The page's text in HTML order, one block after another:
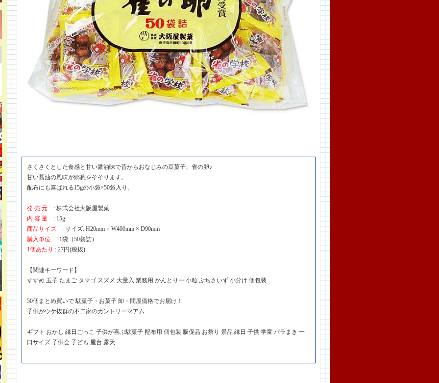
さくさくとした食感と甘い醤油味で昔からおなじみの豆菓子、雀の卵♪
甘い醤油の風味が郷愁をそそります。
配布にも喜ばれる15gの小袋×50袋入り。
発 売 元 : 株式会社大阪屋製菓
内 容 量 : 15g
商品サイズ : サイズ: H20mm × W400mm × D90mm
購入単位 : 1袋（50袋詰）
1個あたり : 27円(税抜)
【関連キーワード】
すずめ 玉子 たまご タマゴ スズメ 大量入 業務用 かんとりー 小粒 ぷちさいず 小分け 個包装
50個まとめ買いで 駄菓子・お菓子 卸・問屋価格でお届け！
子供がウケ抜群の不二家のカントリーマアム
ギフト おかし 縁日ごっこ 子供が喜ぶ駄菓子 配布用 個包装 販促品 お祭り 景品 縁日 子供 学童 バラまき 一
口サイズ 子供会 子ども 屋台 露天